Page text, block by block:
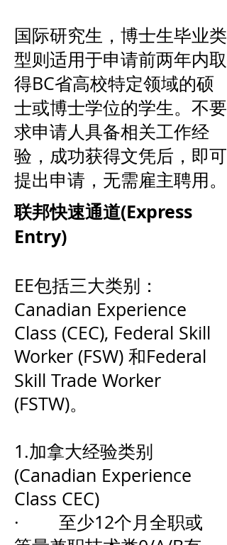
国际研究生，博士生毕业类
型则适用于申请前两年内取
得BC省高校特定领域的硕
士或博士学位的学生。不要
求申请人具备相关工作经
验，成功获得文凭后，即可
提出申请，无需雇主聘用。
联邦快速通道(Express
Entry)
EE包括三大类别：
Canadian Experience
Class (CEC), Federal Skill
Worker (FSW) 和Federal
Skill Trade Worker
(FSTW)。
1.加拿大经验类别
(Canadian Experience
Class CEC)
· 至少12个月全职或